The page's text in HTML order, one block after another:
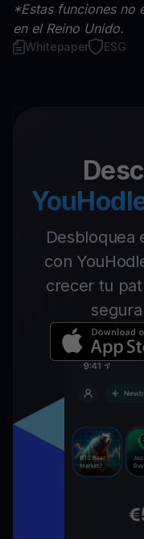
*Estas funciones no
en el Reino Unido.
Whitepaper ESG
Desbloquea
con
crecer tu